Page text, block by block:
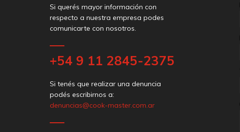
Si querés mayor información con
respecto a nuestra empresa podes
comunicarte con nosotros.
+54 9 11 2845-2375
Si tenés que realizar una denuncia
podés escribirnos a:
denuncias@cook-master.com.ar